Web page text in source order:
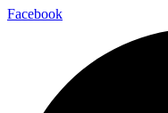
Facebook